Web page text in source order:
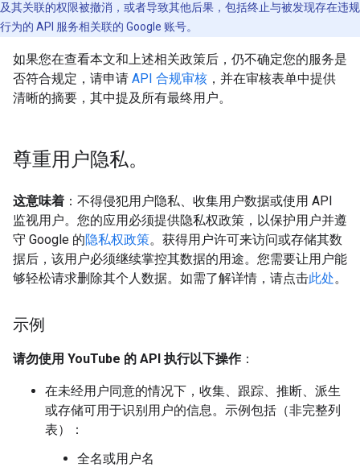
及其关联的权限被撤消，或者导致其他后果，包括终止与被发现存在违规
行为的 API 服务相关联的 Google 账号。
如果您在查看本文和上述相关政策后，仍不确定您的服务是
否符合规定，请申请 API 合规审核 ，并在审核表单中提供
清晰的摘要，其中提及所有最终用户。
尊重用户隐私。
这意味着 ：不得侵犯用户隐私、收集用户数据或使用 API
监视用户。您的应用必须提供隐私权政策，以保护用户并遵
守 Google 的隐私权政策。获得用户许可来访问或存储其数
据后，该用户必须继续掌控其数据的用途。您需要让用户能
够轻松请求删除其个人数据。如需了解详情，请点击此处。
示例
请勿使用 YouTube 的 API 执行以下操作：
在未经用户同意的情况下，收集、跟踪、推断、派生
或存储可用于识别用户的信息。示例包括（非完整列
表）：
全名或用户名